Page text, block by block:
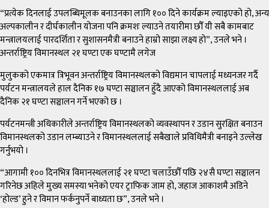
“प्रत्येक दिनलाई उपलब्धिमूलक बनाउनका लागि १०० दिने कार्यक्रम ल्याइएको हो, अन्य
अल्पकालीन र दीर्घकालीन योजना पनि क्रमशः ल्याउने तयारीमा छौँ यी सबै कामबाट
मन्त्रालयलाई पारदर्शिता र सुशासनमैत्री बनाउने हाम्रो साझा लक्ष्य हो”, उनले भने ।
अन्तर्राष्ट्रिय विमानस्थल २१ घण्टा एक घण्टामै लगेज
मुलुकको एकमात्र त्रिभूवन अन्तर्राष्ट्रिय विमानस्थलको विद्यमान चापलाई मध्यनजर गर्दै
पर्यटन मन्त्रालयले हाल दैनिक १७ घण्टा सञ्चालन हुँदै आएको विमानस्थललाई अब
दैनिक २१ घण्टा सञ्चालन गर्ने भएको छ ।
पर्यटनमन्त्री अधिकारीले अन्तर्राष्ट्रिय विमानस्थलको व्यवस्थापन र उडान सुरक्षित बनाउन
विमानस्थलको उडान लम्ब्याउने र विमानस्थललाई सबैखाले प्रविधिमैत्री बनाइने उल्लेख
गर्नुभयो ।
“आगामी १०० दिनभित्र विमानस्थललाई २१ घण्टा चलाउँछौँ पछि २४सै घण्टा सञ्चालन
गरिनेछ अहिले मुख्य समस्या भनेको एयर ट्राफिक जाम हो, जहाज आकाशमै अडिने
‘होल्ड’ हुने र विमान फर्कनुपर्ने बाध्यता छ”, उनले भने ।